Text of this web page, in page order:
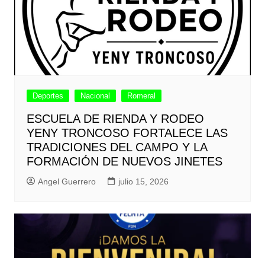
Deportes Nacional Romeral
ESCUELA DE RIENDA Y RODEO
YENY TRONCOSO FORTALECE LAS
TRADICIONES DEL CAMPO Y LA
FORMACIÓN DE NUEVOS JINETES
Angel Guerrero julio 15, 2026